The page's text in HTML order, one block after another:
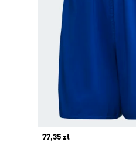
Current price
77,35 zł